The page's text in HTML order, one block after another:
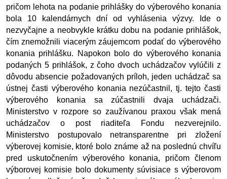
pričom lehota na podanie prihlášky do výberového konania
bola 10 kalendárnych dní od vyhlásenia výzvy. Ide o
nezvyčajne a neobvykle krátku dobu na podanie prihlášok,
čím znemožnili viacerým záujemcom podať do výberového
konania prihlášku. Napokon bolo do výberového konania
podaných 5 prihlášok, z čoho dvoch uchádzačov vylúčili z
dôvodu absencie požadovaných príloh, jeden uchádzač sa
ústnej časti výberového konania nezúčastnil, tj. tejto časti
výberového konania sa zúčastnili dvaja uchádzači.
Ministerstvo v rozpore so zaužívanou praxou však mená
uchádzačov o post riaditeľa Fondu nezverejnilo.
Ministerstvo postupovalo netransparentne pri zložení
výberovej komisie, ktoré bolo známe až na poslednú chvíľu
pred uskutočnením výberového konania, pričom členom
výborovej komisie bolo dokumenty súvisiace s výberovom